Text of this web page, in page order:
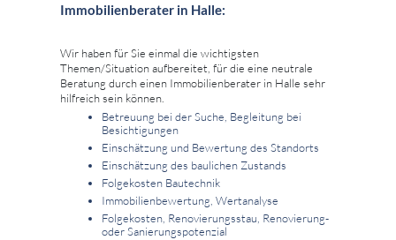
Immobilienberater in Halle:
Wir haben für Sie einmal die wichtigsten
Themen/Situation aufbereitet, für die eine neutrale
Beratung durch einen Immobilienberater in Halle sehr
hilfreich sein können.
Betreuung bei der Suche, Begleitung bei
Besichtigungen
Einschätzung und Bewertung des Standorts
Einschätzung des baulichen Zustands
Folgekosten Bautechnik
Immobilienbewertung, Wertanalyse
Folgekosten, Renovierungsstau, Renovierung-
oder Sanierungspotenzial